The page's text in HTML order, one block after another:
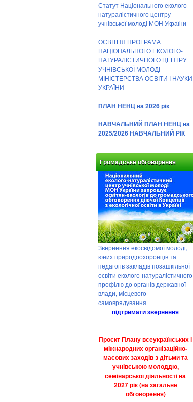
Статут Національного еколого-
натуралістичного центру
учнівської молоді МОН України
ОСВІТНЯ ПРОГРАМА
НАЦІОНАЛЬНОГО ЕКОЛОГО-
НАТУРАЛІСТИЧНОГО ЦЕНТРУ
УЧНІВСЬКОЇ МОЛОДІ
МІНІСТЕРСТВА ОСВІТИ І НАУКИ
УКРАЇНИ
ПЛАН НЕНЦ на 2026 рік
НАВЧАЛЬНИЙ ПЛАН НЕНЦ на
2025/2026 НАВЧАЛЬНИЙ РІК
Громадське обговорення
Звернення екосвідомої молоді,
юних природоохоронців та
педагогів закладів позашкільної
освіти еколого-натуралістичного
профілю до органів державної
влади, місцевого
самоврядування
підтримати звернення
Проєкт Плану всеукраїнських і
міжнародних організаційно-
масових заходів з дітьми та
учнівською молоддю,
семінарської діяльності на
2027 рік (на загальне
обговорення)